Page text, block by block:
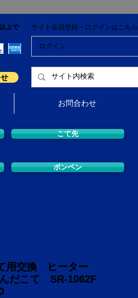
上で サイト会員登録・ログインはこちら
ログイン
お問合わせ
こて先
ボンペン
用交換 ヒーター
だこて SR-1062F